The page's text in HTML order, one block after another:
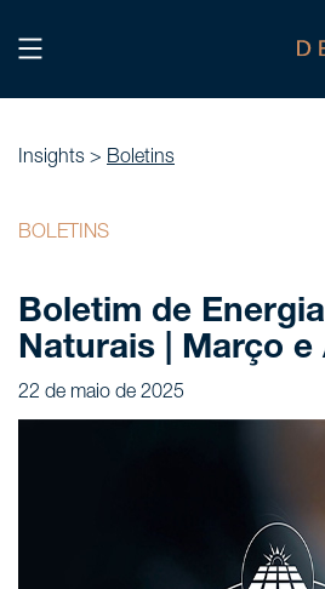
INÍCIO
Home
Sobre nós
Cultura
Profissionais
Áreas de
Insights > Boletins
BOLETINS
Boletim de
Naturais | Março e
22 de maio de 2025